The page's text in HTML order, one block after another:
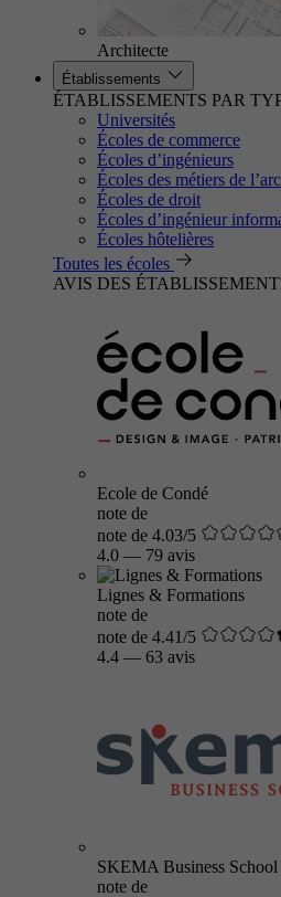
Architecte
Établissements
ÉTABLISSEMENTS PAR
Universités
Écoles de commerce
Écoles d’ingénieurs
Écoles des métiers de
Écoles de droit
Écoles d’ingénieur
Écoles hôtelières
Toutes les écoles
AVIS DES
Ecole de Condé
note de
note de 4.03/5
4.0 — 79 avis
Lignes & Formations
note de
note de 4.41/5
4.4 — 63 avis
SKEMA Business
note de